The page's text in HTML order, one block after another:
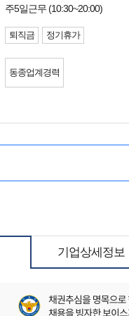
주5일근무 (10:30~20:00)
퇴직금 정기휴가
동종업계경력
기업상세정보